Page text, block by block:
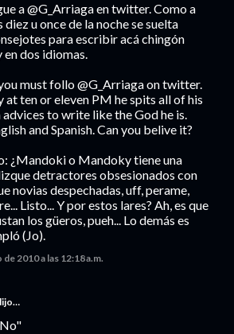
a @G_Arriaga en twitter. Como a
diez u once de la noche se suelta
para escribir acá chingón
en dos idiomas.
must follo @G_Arriaga on twitter.
at ten or eleven PM he spits all of his
to write like the God he is.
and Spanish. Can you belive it?
¿Mandoki o Mandoky tiene una
detractores obsesionados con
novias despechadas, uff, perame,
Listo... Y por estos lares? Ah, es que
los güeros, pueh... Lo demás es
(Jo).
2010 a las 12:18 a.m.